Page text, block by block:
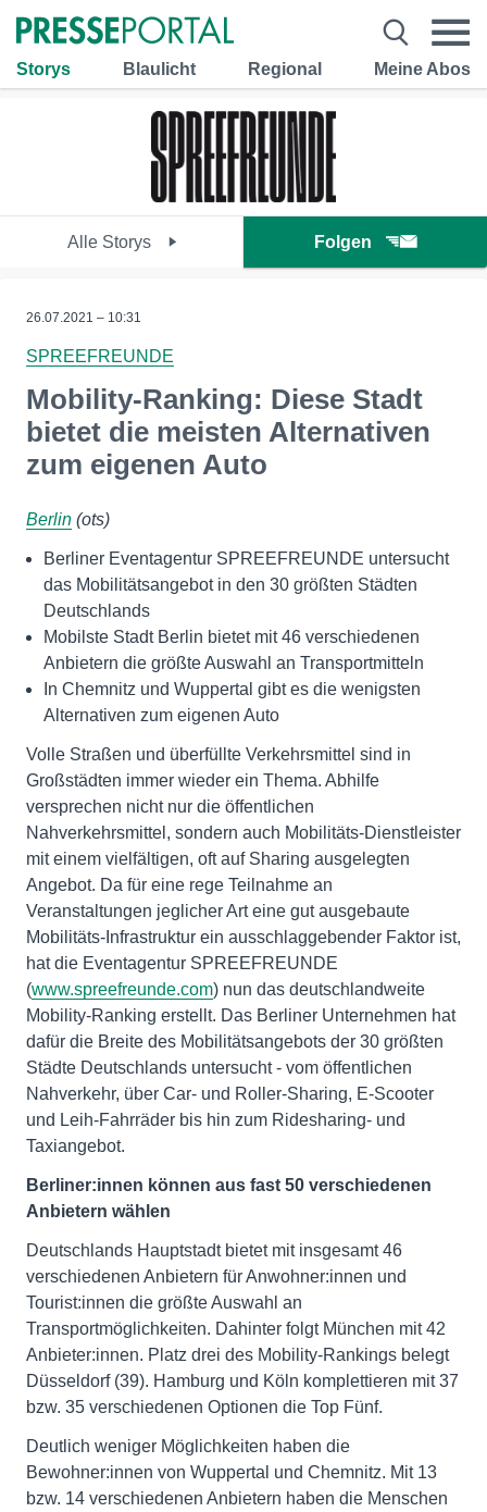
Storys Blaulicht Regional Meine Abos
Alle Storys Folgen
26.07.2021 – 10:31
SPREEFREUNDE
Mobility-Ranking: Diese Stadt
bietet die meisten Alternativen
zum eigenen Auto
Berlin (ots)
Berliner Eventagentur SPREEFREUNDE untersucht
das Mobilitätsangebot in den 30 größten Städten
Deutschlands
Mobilste Stadt Berlin bietet mit 46 verschiedenen
Anbietern die größte Auswahl an Transportmitteln
In Chemnitz und Wuppertal gibt es die wenigsten
Alternativen zum eigenen Auto
Volle Straßen und überfüllte Verkehrsmittel sind in
Großstädten immer wieder ein Thema. Abhilfe
versprechen nicht nur die öffentlichen
Nahverkehrsmittel, sondern auch Mobilitäts-Dienstleister
mit einem vielfältigen, oft auf Sharing ausgelegten
Angebot. Da für eine rege Teilnahme an
Veranstaltungen jeglicher Art eine gut ausgebaute
Mobilitäts-Infrastruktur ein ausschlaggebender Faktor ist,
hat die Eventagentur SPREEFREUNDE
(www.spreefreunde.com) nun das deutschlandweite
Mobility-Ranking erstellt. Das Berliner Unternehmen hat
dafür die Breite des Mobilitätsangebots der 30 größten
Städte Deutschlands untersucht - vom öffentlichen
Nahverkehr, über Car- und Roller-Sharing, E-Scooter
und Leih-Fahrräder bis hin zum Ridesharing- und
Taxiangebot.
Berliner:innen können aus fast 50 verschiedenen
Anbietern wählen
Deutschlands Hauptstadt bietet mit insgesamt 46
verschiedenen Anbietern für Anwohner:innen und
Tourist:innen die größte Auswahl an
Transportmöglichkeiten. Dahinter folgt München mit 42
Anbieter:innen. Platz drei des Mobility-Rankings belegt
Düsseldorf (39). Hamburg und Köln komplettieren mit 37
bzw. 35 verschiedenen Optionen die Top Fünf.
Deutlich weniger Möglichkeiten haben die
Bewohner:innen von Wuppertal und Chemnitz. Mit 13
bzw. 14 verschiedenen Anbietern haben die Menschen